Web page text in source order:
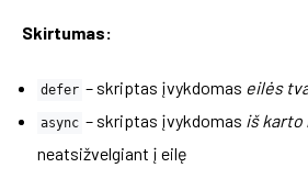
Skirtumas:
defer – skriptas įvykdomas eilės
async – skriptas įvykdomas iš karto
neatsižvelgiant į eilę